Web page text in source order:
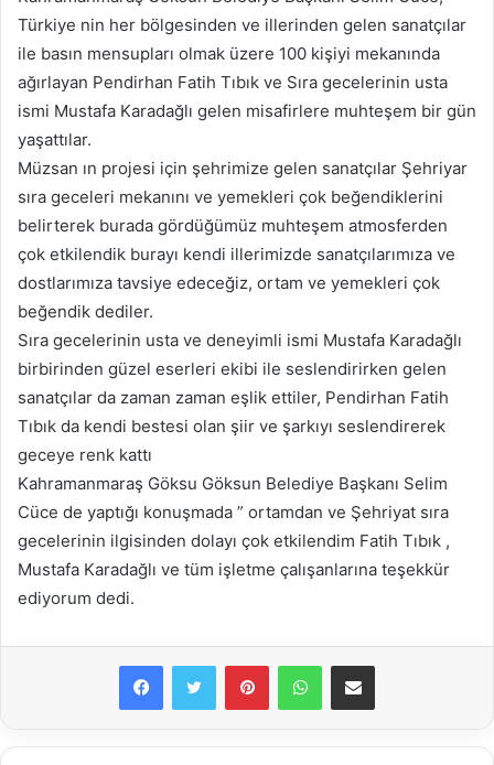
Türkiye nin her bölgesinden ve illerinden gelen sanatçılar
ile basın mensupları olmak üzere 100 kişiyi mekanında
ağırlayan Pendirhan Fatih Tıbık ve Sıra gecelerinin usta
ismi Mustafa Karadağlı gelen misafirlere muhteşem bir gün
yaşattılar.
Müzsan ın projesi için şehrimize gelen sanatçılar Şehriyar
sıra geceleri mekanını ve yemekleri çok beğendiklerini
belirterek burada gördüğümüz muhteşem atmosferden
çok etkilendik burayı kendi illerimizde sanatçılarımıza ve
dostlarımıza tavsiye edeceğiz, ortam ve yemekleri çok
beğendik dediler.
Sıra gecelerinin usta ve deneyimli ismi Mustafa Karadağlı
birbirinden güzel eserleri ekibi ile seslendirirken gelen
sanatçılar da zaman zaman eşlik ettiler, Pendirhan Fatih
Tıbık da kendi bestesi olan şiir ve şarkıyı seslendirerek
geceye renk kattı
Kahramanmaraş Göksu Göksun Belediye Başkanı Selim
Cüce de yaptığı konuşmada ” ortamdan ve Şehriyat sıra
gecelerinin ilgisinden dolayı çok etkilendim Fatih Tıbık ,
Mustafa Karadağlı ve tüm işletme çalışanlarına teşekkür
ediyorum dedi.
FacebookTwitter PinterestWhatsAppE-Posta ile paylaş